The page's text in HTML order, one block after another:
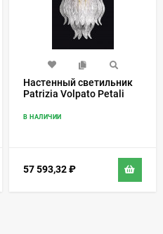
Настенный светильник
Patrizia Volpato Petali
В НАЛИЧИИ
57 593,32₽